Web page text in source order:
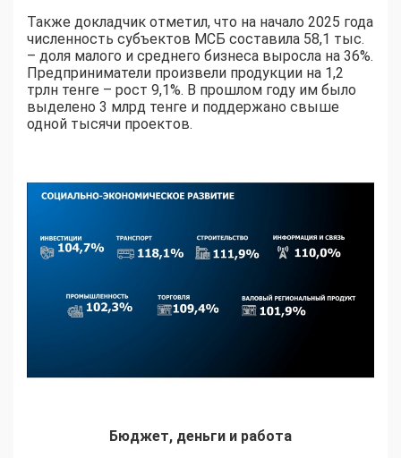
Также докладчик отметил, что на начало 2025 года
численность субъектов МСБ составила 58,1 тыс.
– доля малого и среднего бизнеса выросла на 36%.
Предприниматели произвели продукции на 1,2
трлн тенге – рост 9,1%. В прошлом году им было
выделено 3 млрд тенге и поддержано свыше
одной тысячи проектов.
Бюджет, деньги и работа